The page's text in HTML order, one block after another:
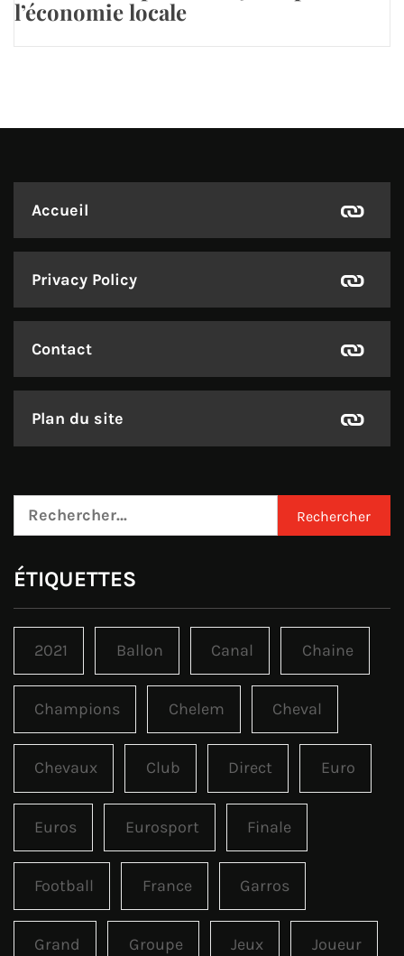
l’économie locale
Accueil
Privacy Policy
Contact
Plan du site
Rechercher :
ÉTIQUETTES
2021 Ballon Canal Chaine
Champions Chelem Cheval
Chevaux Club Direct Euro
Euros Eurosport Finale
Football France Garros
Grand Groupe Jeux Joueur